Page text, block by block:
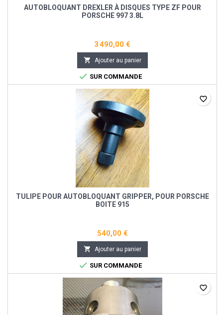
AUTOBLOQUANT DREXLER À DISQUES TYPE ZF POUR
PORSCHE 997 3.8L
3 490,00 €
 Ajouter au panier
 SUR COMMANDE
TULIPE POUR AUTOBLOQUANT GRIPPER, POUR PORSCHE
BOITE 915
540,00 €
 Ajouter au panier
 SUR COMMANDE
favorite_border
favorite_border